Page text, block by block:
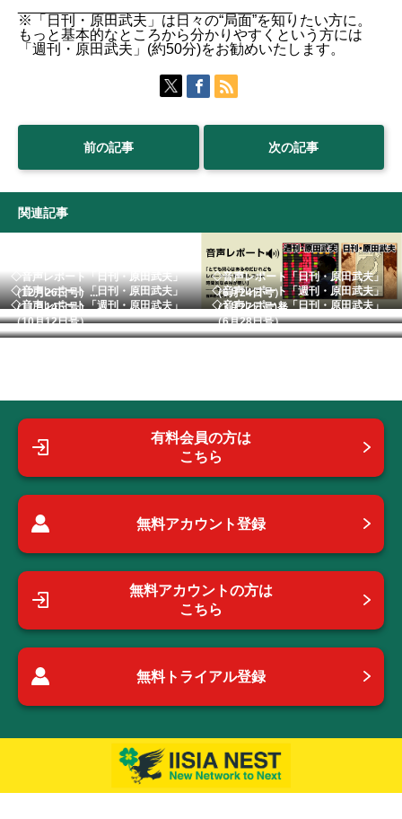
※「日刊・原田武夫」は日々の“局面”を知りたい方に。
もっと基本的なところから分かりやすくという方には
「週刊・原田武夫」(約50分)をお勧めいたします。
前の記事 次の記事
関連記事
◇音声レポート「日刊・原田武夫」
（12月26日号）...
◇音声レポート「日刊・原田武夫」
（6月24日号）
◇音声レポート「日刊・原田武夫」
（11月14日号）...
◇音声レポート「週刊・原田武夫」
（3月27日号)発...
◇音声レポート「週刊・原田武夫」
（10月12日号）...
◇音声レポート「日刊・原田武夫」
（6月28日号） ...
有料会員の方は
こちら
無料アカウント登録
無料アカウントの方は
こちら
無料トライアル登録